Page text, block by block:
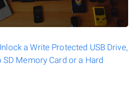
a Write Protected USB Drive,
SD Memory Card or a Hard